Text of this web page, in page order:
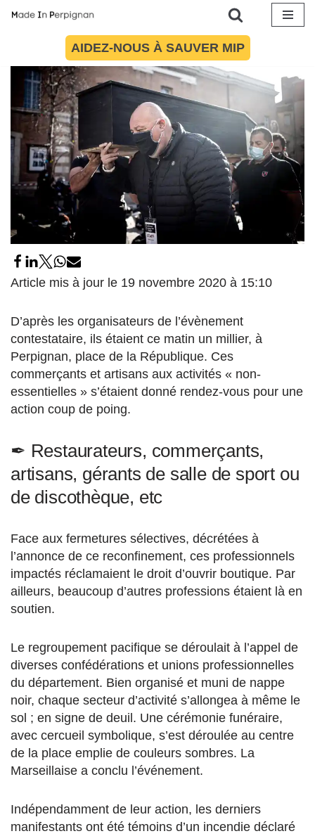
contenu
AIDEZ-NOUS À SAUVER MIP
Article mis à jour le 19 novembre 2020 à 15:10
D’après les organisateurs de l’évènement
contestataire, ils étaient ce matin un millier, à
Perpignan, place de la République. Ces
commerçants et artisans aux activités « non-
essentielles » s’étaient donné rendez-vous pour une
action coup de poing.
✒︎ Restaurateurs, commerçants,
artisans, gérants de salle de sport ou
de discothèque, etc
Face aux fermetures sélectives, décrétées à
l’annonce de ce reconfinement, ces professionnels
impactés réclamaient le droit d’ouvrir boutique. Par
ailleurs, beaucoup d’autres professions étaient là en
soutien.
Le regroupement pacifique se déroulait à l’appel de
diverses confédérations et unions professionnelles
du département. Bien organisé et muni de nappe
noir, chaque secteur d’activité s’allongea à même le
sol ; en signe de deuil. Une cérémonie funéraire,
avec cercueil symbolique, s’est déroulée au centre
de la place emplie de couleurs sombres. La
Marseillaise a conclu l’événement.
Indépendamment de leur action, les derniers
manifestants ont été témoins d’un incendie déclaré